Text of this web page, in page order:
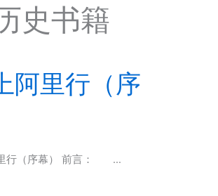
史书籍
阿里行（序
行（序幕） 前言： …